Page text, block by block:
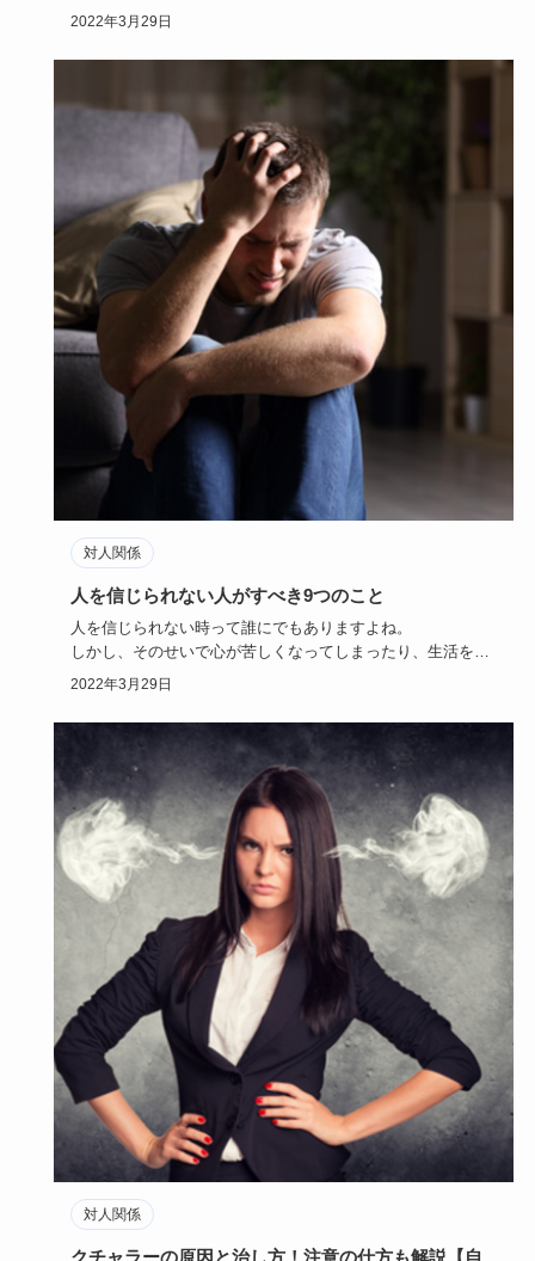
ているのにも関…
2022年3月29日
対人関係
人を信じられない人がすべき9つのこと
人を信じられない時って誰にでもありますよね。
しかし、そのせいで心が苦しくなってしまったり、生活を送
るのが大変になってし…
2022年3月29日
対人関係
クチャラーの原因と治し方！注意の仕方も解説【自